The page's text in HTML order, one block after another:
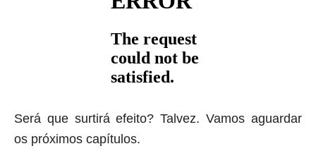
Será que surtirá efeito? Talvez. Vamos aguardar
os próximos capítulos.